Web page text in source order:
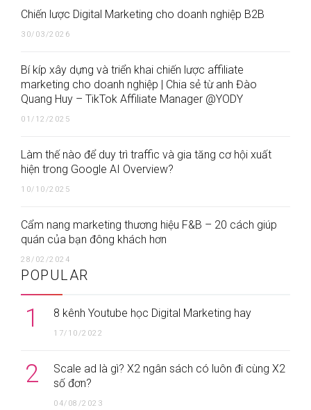
Chiến lược Digital Marketing cho doanh nghiệp B2B
30/03/2026
Bí kíp xây dựng và triển khai chiến lược affiliate
marketing cho doanh nghiệp | Chia sẻ từ anh Đào
Quang Huy – TikTok Affiliate Manager @YODY
01/12/2025
Làm thế nào để duy trì traffic và gia tăng cơ hội xuất
hiện trong Google AI Overview?
10/10/2025
Cẩm nang marketing thương hiệu F&B – 20 cách giúp
quán của bạn đông khách hơn
28/02/2024
POPULAR
1 8 kênh Youtube học Digital Marketing hay
17/10/2022
2
Scale ad là gì? X2 ngân sách có luôn đi cùng X2
số đơn?
04/08/2023